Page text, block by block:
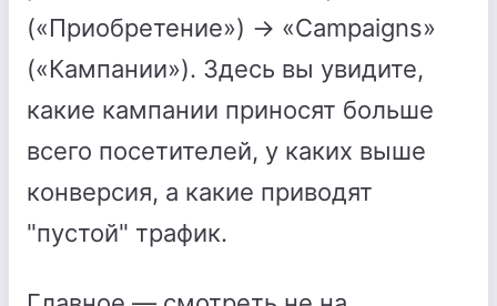
(«Приобретение») → «Campaigns»
(«Кампании»). Здесь вы увидите,
какие кампании приносят больше
всего посетителей, у каких выше
конверсия, а какие приводят
"пустой" трафик.